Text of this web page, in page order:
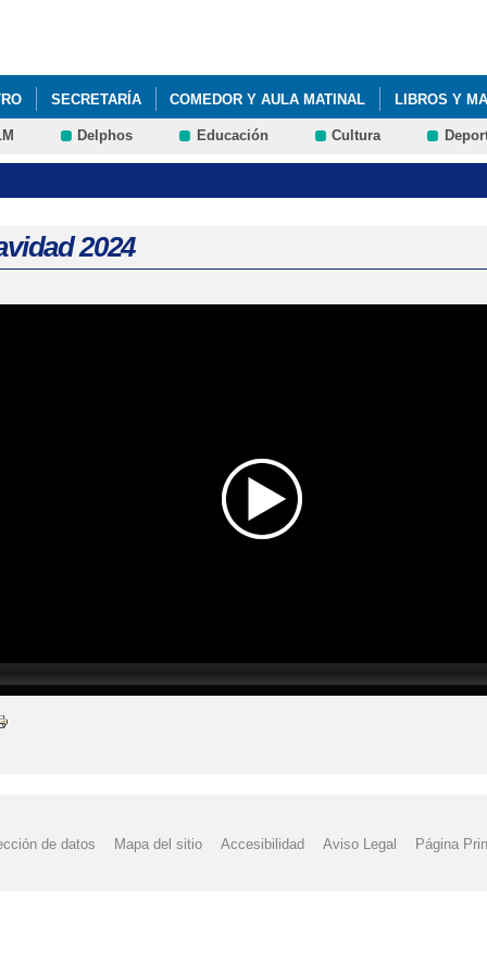
SECRETARÍA COMEDOR Y AULA MATINAL LIBROS Y
ESPALDA
Delphos Educación Cultura
2024
de datos Mapa del sitio Accesibilidad Aviso Legal Página